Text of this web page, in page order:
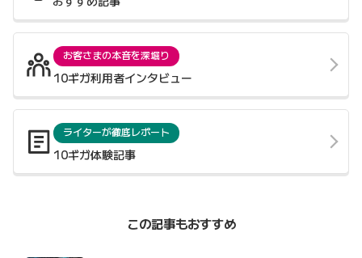
お客さまの本音を深堀り
10ギガ利用者インタビュー
ライターが徹底レポート
10ギガ体験記事
この記事もおすすめ